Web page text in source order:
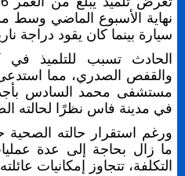
نهاية الأسبوع الماضي وسط
سيارة بينما كان يقود دراجة
الحادث تسبب للتلميذ
والقفص الصدري، مما
مستشفى محمد السادس
في مدينة فاس نظرًا لحالته
ورغم استقرار حالته الصحية
ما زال بحاجة إلى عدة
التكلفة، تتجاوز إمكانيات